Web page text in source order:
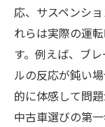
応、サスペンシ
れらは実際の運
す。例えば、ブ
ルの反応が鈍い
的に体感して問
中古車選びの第一